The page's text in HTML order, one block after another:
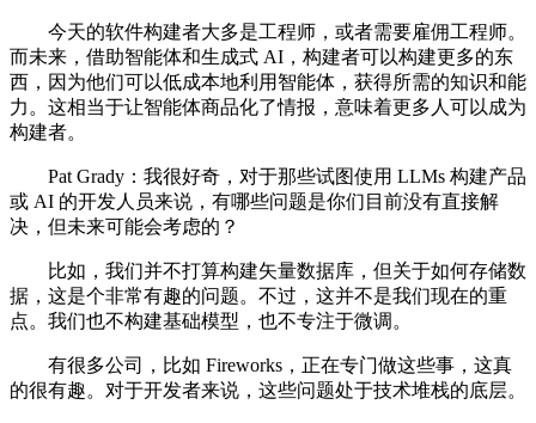
今天的软件构建者大多是工程师，或者需要雇佣工程师。
而未来，借助智能体和生成式 AI，构建者可以构建更多的东
西，因为他们可以低成本地利用智能体，获得所需的知识和能
力。这相当于让智能体商品化了情报，意味着更多人可以成为
构建者。
Pat Grady：我很好奇，对于那些试图使用 LLMs 构建产品
或 AI 的开发人员来说，有哪些问题是你们目前没有直接解
决，但未来可能会考虑的？
比如，我们并不打算构建矢量数据库，但关于如何存储数
据，这是个非常有趣的问题。不过，这并不是我们现在的重
点。我们也不构建基础模型，也不专注于微调。
有很多公司，比如 Fireworks，正在专门做这些事，这真
的很有趣。对于开发者来说，这些问题处于技术堆栈的底层。